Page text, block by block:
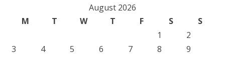
August 2026
M
T W T F S
S
1
2
3
4 5 6 7 8
9